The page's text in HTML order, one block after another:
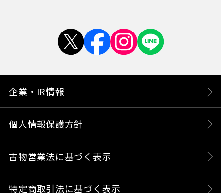
企業・IR情報
個人情報保護方針
古物営業法に基づく表示
特定商取引法に基づく表示